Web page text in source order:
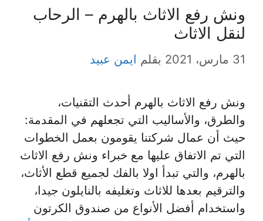
ونش رفع الاثاث بالهرم – الرحاب
لنقل الاثاث
31 مارس، 2021 بقلم ايمن عبيد
ونش رفع الاثاث بالهرم أحدث التقنيات،
والطرق، والأساليب التي تجعلهم في المقدمة:
حيث أن عمال شركتنا يقومون بعمل الخطوات
التي تم الاتفاق عليها مع خبراء ونش رفع الاثاث
بالهرم، والتي تبدأ اولا بالفك لجميع قطع الأثاث،
والترقيم بعدها للاثاث وتغليفه بالنايلون جيدا،
واستخدام أفضل الأنواع من صندوق الكرتون